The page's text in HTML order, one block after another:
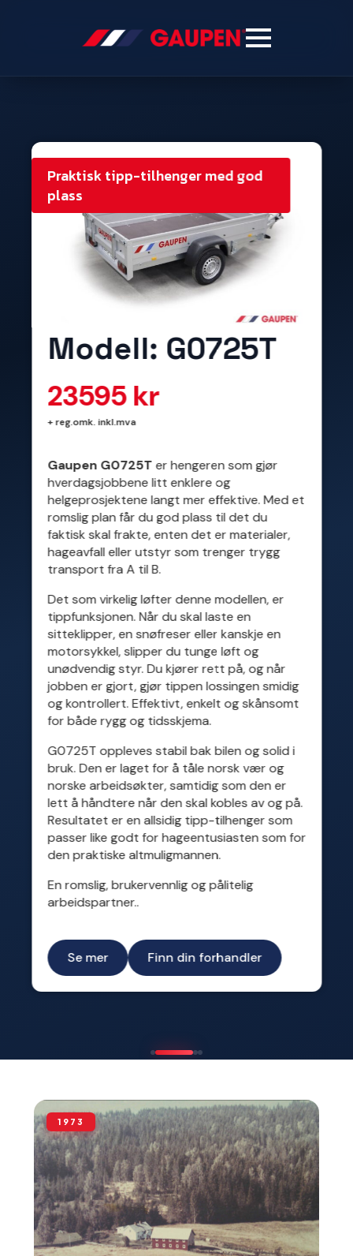
Praktisk tipp-tilhenger med god
plass
Modell: G0725T
23595kr
+ reg.omk. inkl.mva
Gaupen G0725Ter hengeren som gjør
hverdagsjobbene litt enklere og
helgeprosjektene langt mer effektive. Med et
romslig plan får du god plass til det du
faktisk skal frakte, enten det er materialer,
hageavfall eller utstyr som trenger trygg
transport fra A til B.
Det som virkelig løfter denne modellen, er
tippfunksjonen. Når du skal laste en
sitteklipper, en snøfreser eller kanskje en
motorsykkel, slipper du tunge løft og
unødvendig styr. Du kjører rett på, og når
jobben er gjort, gjør tippen lossingen smidig
og kontrollert. Effektivt, enkelt og skånsomt
for både rygg og tidsskjema.
G0725T oppleves stabil bak bilen og solid i
bruk. Den er laget for å tåle norsk vær og
norske arbeidsøkter, samtidig som den er
lett å håndtere når den skal kobles av og på.
Resultatet er en allsidig tipp-tilhenger som
passer like godt for hageentusiasten som for
den praktiske altmuligmannen.
En romslig, brukervennlig og pålitelig
arbeidspartner..
Se mer Finn din forhandler